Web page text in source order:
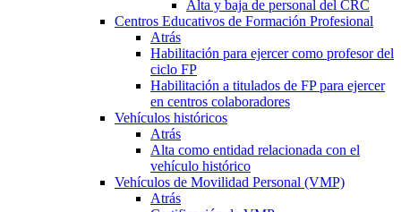
Alta y baja de personal del CRC
Centros Educativos de Formación Profesional
Atrás
Habilitación para ejercer como profesor del
ciclo FP
Habilitación a titulados de FP para ejercer
en centros colaboradores
Vehículos históricos
Atrás
Alta como entidad relacionada con el
vehículo histórico
Vehículos de Movilidad Personal (VMP)
Atrás